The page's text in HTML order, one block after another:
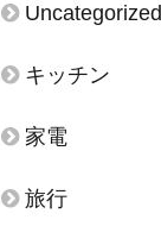
Uncategorized
キッチン
家電
旅行